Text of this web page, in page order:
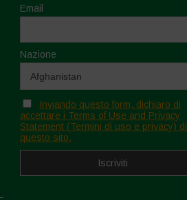
Email
Nazione
Inviando questo form, dichiaro di
accettare i Terms of Use and Privacy
Statement (Termini di uso e privacy) di
questo sito.